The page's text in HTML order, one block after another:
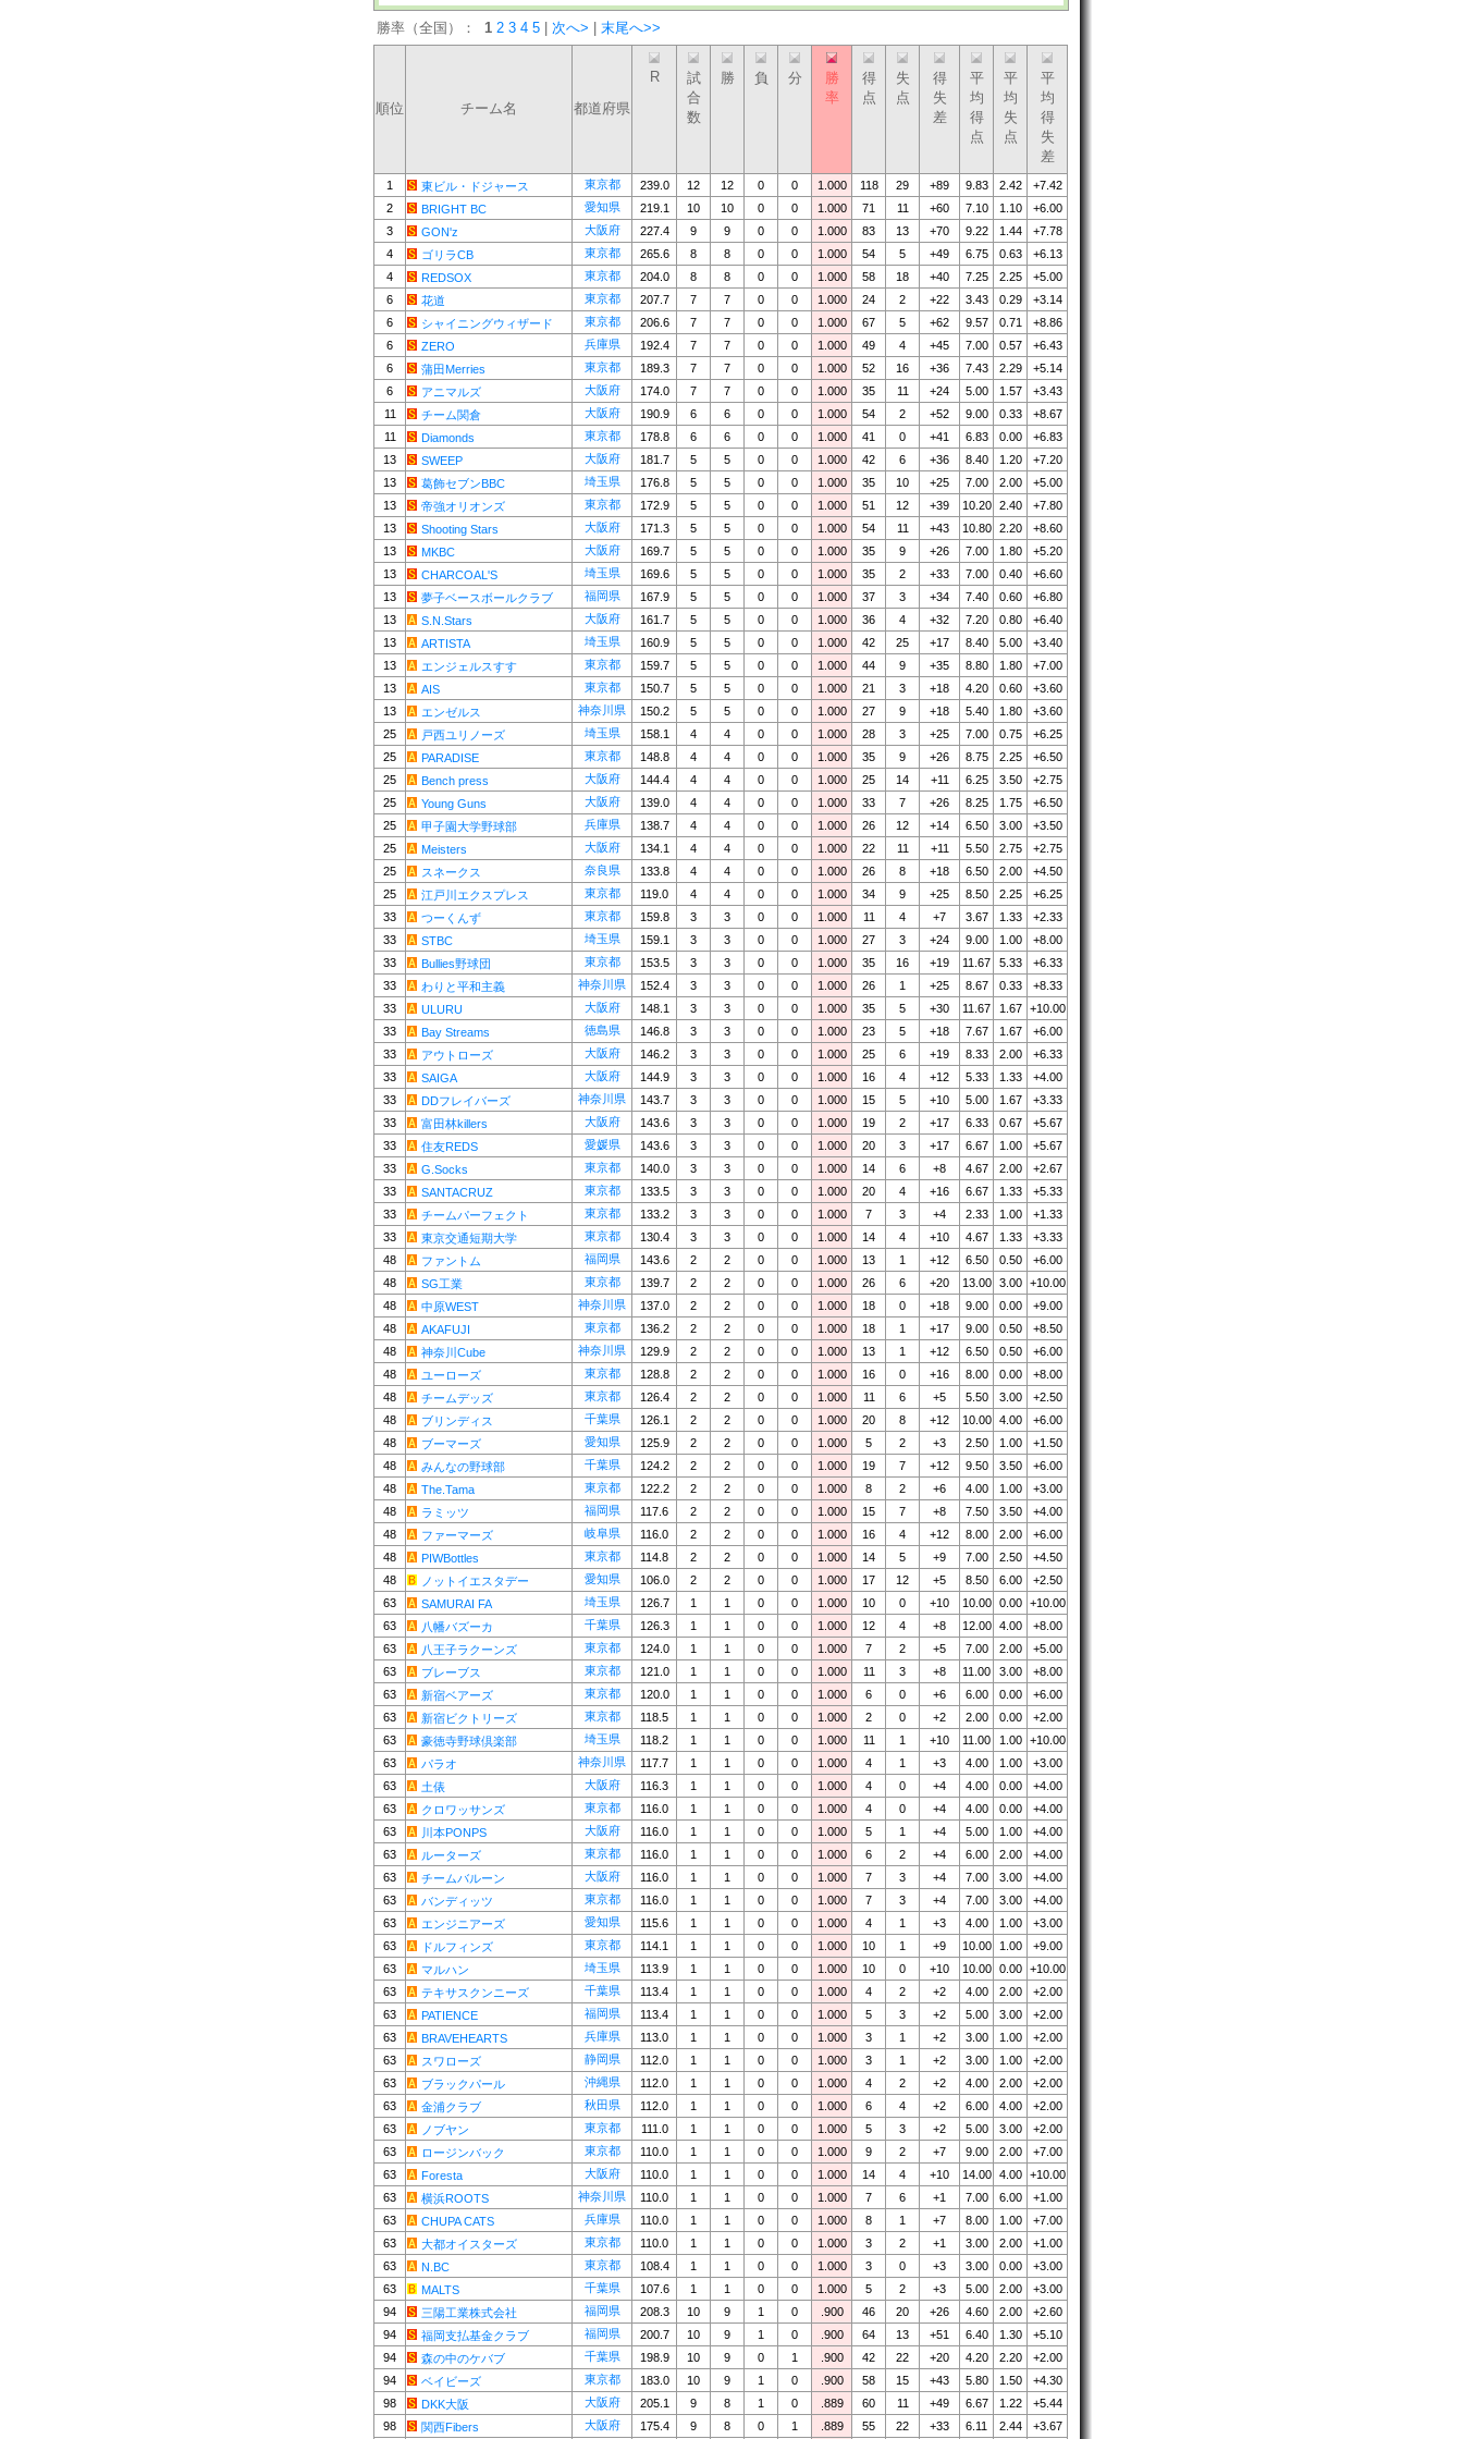
勝率（全国）： 1 2 3 4 5 次へ> 末尾へ>>
順位 チーム名 都道府県
R
試
合
数
勝 負 分
勝
率
得
点
失
点
得
失
差
平
均
得
点
平
均
失
点
平
均
得
失
差
1 東ビル・ドジャース 東京都 239.0 12 12 0 0 1.000 118 29 +89 9.83 2.42
+7.42
2
BRIGHT BC 愛知県 219.1 10 10 0 0 1.000 71 11 +60 7.10 1.10
+6.00
3
GON'z 大阪府 227.4 9 9 0 0 1.000 83 13 +70 9.22 1.44
+7.78
4
ゴリラCB 東京都 265.6 8 8 0 0 1.000 54 5 +49 6.75 0.63
+6.13
4
REDSOX 東京都 204.0 8 8 0 0 1.000 58 18 +40 7.25 2.25
+5.00
6
花道 東京都 207.7 7 7 0 0 1.000 24 2 +22 3.43 0.29
+3.14
6
シャイニングウィザード 東京都 206.6 7 7 0 0 1.000 67 5 +62 9.57 0.71
+8.86
6
ZERO 兵庫県 192.4 7 7 0 0 1.000 49 4 +45 7.00 0.57
+6.43
6
蒲田Merries 東京都 189.3 7 7 0 0 1.000 52 16 +36 7.43 2.29
+5.14
6
アニマルズ 大阪府 174.0 7 7 0 0 1.000 35 11 +24 5.00 1.57
+3.43
11
チーム関倉 大阪府 190.9 6 6 0 0 1.000 54 2 +52 9.00 0.33
+8.67
11
Diamonds 東京都 178.8 6 6 0 0 1.000 41 0 +41 6.83 0.00
+6.83
13
SWEEP 大阪府 181.7 5 5 0 0 1.000 42 6 +36 8.40 1.20
+7.20
13
葛飾セブンBBC 埼玉県 176.8 5 5 0 0 1.000 35 10 +25 7.00 2.00
+5.00
13
帝強オリオンズ 東京都 172.9 5 5 0 0 1.000 51 12 +39 10.20 2.40
+7.80
13
Shooting Stars 大阪府 171.3 5 5 0 0 1.000 54 11 +43 10.80 2.20
+8.60
13
MKBC 大阪府 169.7 5 5 0 0 1.000 35 9 +26 7.00 1.80
+5.20
13
CHARCOAL'S 埼玉県 169.6 5 5 0 0 1.000 35 2 +33 7.00 0.40
+6.60
13
夢子ベースボールクラブ 福岡県 167.9 5 5 0 0 1.000 37 3 +34 7.40 0.60
+6.80
13
S.N.Stars 大阪府 161.7 5 5 0 0 1.000 36 4 +32 7.20 0.80
+6.40
13
ARTISTA 埼玉県 160.9 5 5 0 0 1.000 42 25 +17 8.40 5.00
+3.40
13
エンジェルスすす 東京都 159.7 5 5 0 0 1.000 44 9 +35 8.80 1.80
+7.00
13
AIS 東京都 150.7 5 5 0 0 1.000 21 3 +18 4.20 0.60
+3.60
13
エンゼルス 神奈川県 150.2 5 5 0 0 1.000 27 9 +18 5.40 1.80
+3.60
25
戸西ユリノーズ 埼玉県 158.1 4 4 0 0 1.000 28 3 +25 7.00 0.75
+6.25
25
PARADISE 東京都 148.8 4 4 0 0 1.000 35 9 +26 8.75 2.25
+6.50
25
Bench press 大阪府 144.4 4 4 0 0 1.000 25 14 +11 6.25 3.50
+2.75
25
Young Guns 大阪府 139.0 4 4 0 0 1.000 33 7 +26 8.25 1.75
+6.50
25
甲子園大学野球部 兵庫県 138.7 4 4 0 0 1.000 26 12 +14 6.50 3.00
+3.50
25
Meisters 大阪府 134.1 4 4 0 0 1.000 22 11 +11 5.50 2.75
+2.75
25
スネークス 奈良県 133.8 4 4 0 0 1.000 26 8 +18 6.50 2.00
+4.50
25
江戸川エクスプレス 東京都 119.0 4 4 0 0 1.000 34 9 +25 8.50 2.25
+6.25
33
つーくんず 東京都 159.8 3 3 0 0 1.000 11 4 +7 3.67 1.33
+2.33
33
STBC 埼玉県 159.1 3 3 0 0 1.000 27 3 +24 9.00 1.00
+8.00
33
Bullies野球団 東京都 153.5 3 3 0 0 1.000 35 16 +19 11.67 5.33
+6.33
33
わりと平和主義 神奈川県 152.4 3 3 0 0 1.000 26 1 +25 8.67 0.33
+8.33
33
ULURU 大阪府 148.1 3 3 0 0 1.000 35 5 +30 11.67 1.67
+10.00
33
Bay Streams 徳島県 146.8 3 3 0 0 1.000 23 5 +18 7.67 1.67
+6.00
33
アウトローズ 大阪府 146.2 3 3 0 0 1.000 25 6 +19 8.33 2.00
+6.33
33
SAIGA 大阪府 144.9 3 3 0 0 1.000 16 4 +12 5.33 1.33
+4.00
33
DDフレイバーズ 神奈川県 143.7 3 3 0 0 1.000 15 5 +10 5.00 1.67
+3.33
33
富田林killers 大阪府 143.6 3 3 0 0 1.000 19 2 +17 6.33 0.67
+5.67
33
住友REDS 愛媛県 143.6 3 3 0 0 1.000 20 3 +17 6.67 1.00
+5.67
33
G.Socks 東京都 140.0 3 3 0 0 1.000 14 6 +8 4.67 2.00
+2.67
33
SANTACRUZ 東京都 133.5 3 3 0 0 1.000 20 4 +16 6.67 1.33
+5.33
33
チームパーフェクト 東京都 133.2 3 3 0 0 1.000 7 3 +4 2.33 1.00
+1.33
33
東京交通短期大学 東京都 130.4 3 3 0 0 1.000 14 4 +10 4.67 1.33
+3.33
48
ファントム 福岡県 143.6 2 2 0 0 1.000 13 1 +12 6.50 0.50
+6.00
48
SG工業 東京都 139.7 2 2 0 0 1.000 26 6 +20 13.00 3.00
+10.00
48
中原WEST 神奈川県 137.0 2 2 0 0 1.000 18 0 +18 9.00 0.00
+9.00
48
AKAFUJI 東京都 136.2 2 2 0 0 1.000 18 1 +17 9.00 0.50
+8.50
48
神奈川Cube 神奈川県 129.9 2 2 0 0 1.000 13 1 +12 6.50 0.50
+6.00
48
ユーローズ 東京都 128.8 2 2 0 0 1.000 16 0 +16 8.00 0.00
+8.00
48
チームデッズ 東京都 126.4 2 2 0 0 1.000 11 6 +5 5.50 3.00
+2.50
48
ブリンディス 千葉県 126.1 2 2 0 0 1.000 20 8 +12 10.00 4.00
+6.00
48
ブーマーズ 愛知県 125.9 2 2 0 0 1.000 5 2 +3 2.50 1.00
+1.50
48
みんなの野球部 千葉県 124.2 2 2 0 0 1.000 19 7 +12 9.50 3.50
+6.00
48
The.Tama 東京都 122.2 2 2 0 0 1.000 8 2 +6 4.00 1.00
+3.00
48
ラミッツ 福岡県 117.6 2 2 0 0 1.000 15 7 +8 7.50 3.50
+4.00
48
ファーマーズ 岐阜県 116.0 2 2 0 0 1.000 16 4 +12 8.00 2.00
+6.00
48
PIWBottles 東京都 114.8 2 2 0 0 1.000 14 5 +9 7.00 2.50
+4.50
48
ノットイエスタデー 愛知県 106.0 2 2 0 0 1.000 17 12 +5 8.50 6.00
+2.50
63
SAMURAI FA 埼玉県 126.7 1 1 0 0 1.000 10 0 +10 10.00 0.00
+10.00
63
八幡バズーカ 千葉県 126.3 1 1 0 0 1.000 12 4 +8 12.00 4.00
+8.00
63
八王子ラクーンズ 東京都 124.0 1 1 0 0 1.000 7 2 +5 7.00 2.00
+5.00
63
ブレーブス 東京都 121.0 1 1 0 0 1.000 11 3 +8 11.00 3.00
+8.00
63
新宿ベアーズ 東京都 120.0 1 1 0 0 1.000 6 0 +6 6.00 0.00
+6.00
63
新宿ビクトリーズ 東京都 118.5 1 1 0 0 1.000 2 0 +2 2.00 0.00
+2.00
63
豪徳寺野球倶楽部 埼玉県 118.2 1 1 0 0 1.000 11 1 +10 11.00 1.00
+10.00
63
パラオ 神奈川県 117.7 1 1 0 0 1.000 4 1 +3 4.00 1.00
+3.00
63
土俵 大阪府 116.3 1 1 0 0 1.000 4 0 +4 4.00 0.00
+4.00
63
クロワッサンズ 東京都 116.0 1 1 0 0 1.000 4 0 +4 4.00 0.00
+4.00
63
川本PONPS 大阪府 116.0 1 1 0 0 1.000 5 1 +4 5.00 1.00
+4.00
63
ルーターズ 東京都 116.0 1 1 0 0 1.000 6 2 +4 6.00 2.00
+4.00
63
チームバルーン 大阪府 116.0 1 1 0 0 1.000 7 3 +4 7.00 3.00
+4.00
63
バンディッツ 東京都 116.0 1 1 0 0 1.000 7 3 +4 7.00 3.00
+4.00
63
エンジニアーズ 愛知県 115.6 1 1 0 0 1.000 4 1 +3 4.00 1.00
+3.00
63
ドルフィンズ 東京都 114.1 1 1 0 0 1.000 10 1 +9 10.00 1.00
+9.00
63
マルハン 埼玉県 113.9 1 1 0 0 1.000 10 0 +10 10.00 0.00
+10.00
63
テキサスクンニーズ 千葉県 113.4 1 1 0 0 1.000 4 2 +2 4.00 2.00
+2.00
63
PATIENCE 福岡県 113.4 1 1 0 0 1.000 5 3 +2 5.00 3.00
+2.00
63
BRAVEHEARTS 兵庫県 113.0 1 1 0 0 1.000 3 1 +2 3.00 1.00
+2.00
63
スワローズ 静岡県 112.0 1 1 0 0 1.000 3 1 +2 3.00 1.00
+2.00
63
ブラックパール 沖縄県 112.0 1 1 0 0 1.000 4 2 +2 4.00 2.00
+2.00
63
金浦クラブ 秋田県 112.0 1 1 0 0 1.000 6 4 +2 6.00 4.00
+2.00
63
ノブヤン 東京都 111.0 1 1 0 0 1.000 5 3 +2 5.00 3.00
+2.00
63
ロージンバック 東京都 110.0 1 1 0 0 1.000 9 2 +7 9.00 2.00
+7.00
63
Foresta 大阪府 110.0 1 1 0 0 1.000 14 4 +10 14.00 4.00
+10.00
63
横浜ROOTS 神奈川県 110.0 1 1 0 0 1.000 7 6 +1 7.00 6.00
+1.00
63
CHUPA CATS 兵庫県 110.0 1 1 0 0 1.000 8 1 +7 8.00 1.00
+7.00
63
大都オイスターズ 東京都 110.0 1 1 0 0 1.000 3 2 +1 3.00 2.00
+1.00
63
N.BC 東京都 108.4 1 1 0 0 1.000 3 0 +3 3.00 0.00
+3.00
63
MALTS 千葉県 107.6 1 1 0 0 1.000 5 2 +3 5.00 2.00
+3.00
94
三陽工業株式会社 福岡県 208.3 10 9 1 0 .900 46 20 +26 4.60 2.00
+2.60
94
福岡支払基金クラブ 福岡県 200.7 10 9 1 0 .900 64 13 +51 6.40 1.30
+5.10
94
森の中のケバブ 千葉県 198.9 10 9 0 1 .900 42 22 +20 4.20 2.20
+2.00
94
ベイビーズ 東京都 183.0 10 9 1 0 .900 58 15 +43 5.80 1.50
+4.30
98
DKK大阪 大阪府 205.1 9 8 1 0 .889 60 11 +49 6.67 1.22
+5.44
98
関西Fibers 大阪府 175.4 9 8 0 1 .889 55 22 +33 6.11 2.44 +3.67